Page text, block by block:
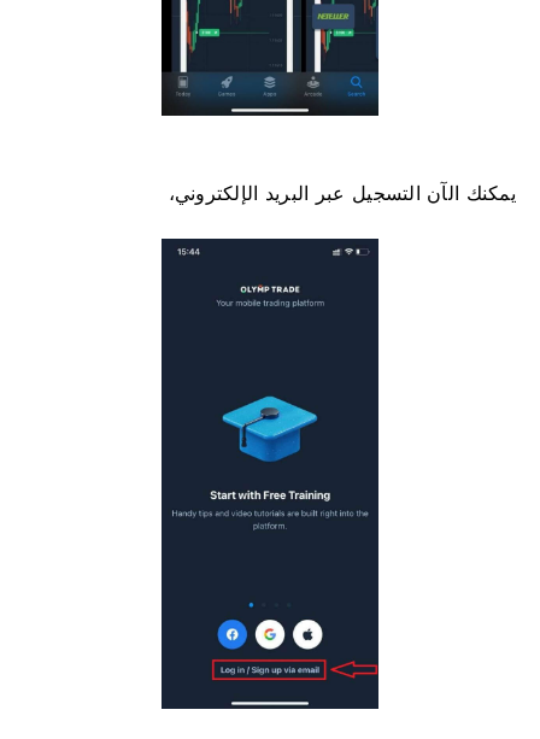
يمكنك الآن التسجيل عبر البريد الإلكتروني،